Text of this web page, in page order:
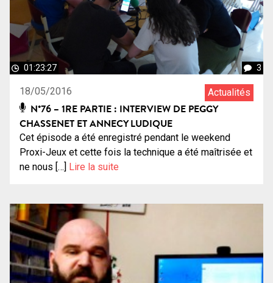
01:23:27 3
18/05/2016 Actualités
N°76 – 1RE PARTIE : INTERVIEW DE PEGGY
CHASSENET ET ANNECY LUDIQUE
Cet épisode a été enregistré pendant le weekend
Proxi-Jeux et cette fois la technique a été maîtrisée et
ne nous […] Lire la suite